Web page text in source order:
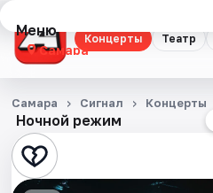
Концерты Театр
Меню
Самара
Концерты
Театр
Стендап
Ночной режим
Самара Сигнал Концерты